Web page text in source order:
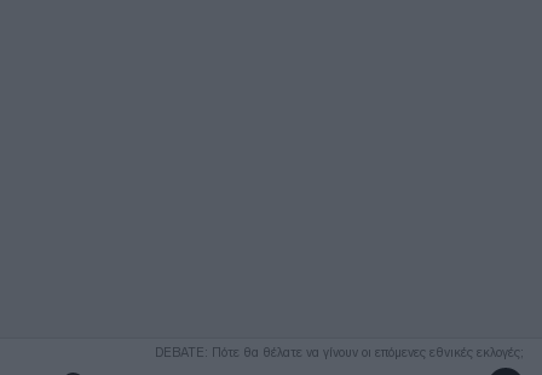
DEBATE: Πότε θα θέλατε να γίνουν οι επόμενες εθνικές εκλογές;